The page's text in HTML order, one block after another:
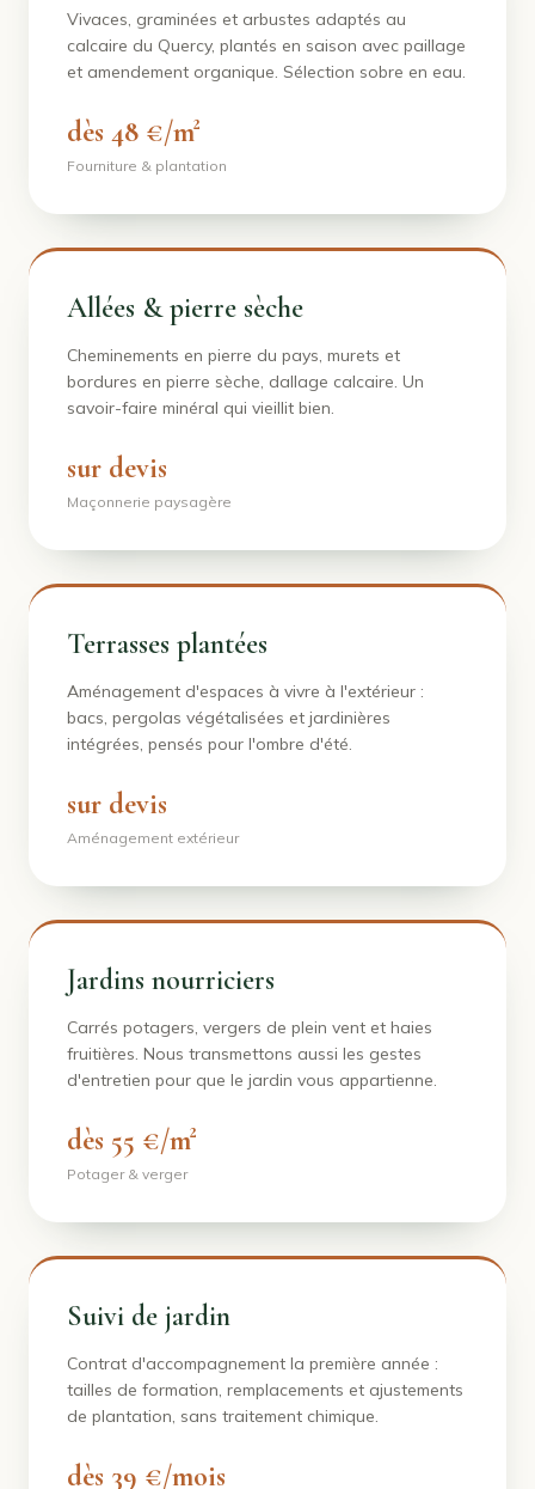
Vivaces, graminées et arbustes adaptés au
calcaire du Quercy, plantés en saison avec paillage
et amendement organique. Sélection sobre en eau.
dès 48 €/m²
Fourniture & plantation
Allées & pierre sèche
Cheminements en pierre du pays, murets et
bordures en pierre sèche, dallage calcaire. Un
savoir-faire minéral qui vieillit bien.
sur devis
Maçonnerie paysagère
Terrasses plantées
Aménagement d'espaces à vivre à l'extérieur :
bacs, pergolas végétalisées et jardinières
intégrées, pensés pour l'ombre d'été.
sur devis
Aménagement extérieur
Jardins nourriciers
Carrés potagers, vergers de plein vent et haies
fruitières. Nous transmettons aussi les gestes
d'entretien pour que le jardin vous appartienne.
dès 55 €/m²
Potager & verger
Suivi de jardin
Contrat d'accompagnement la première année :
tailles de formation, remplacements et ajustements
de plantation, sans traitement chimique.
dès 39 €/mois